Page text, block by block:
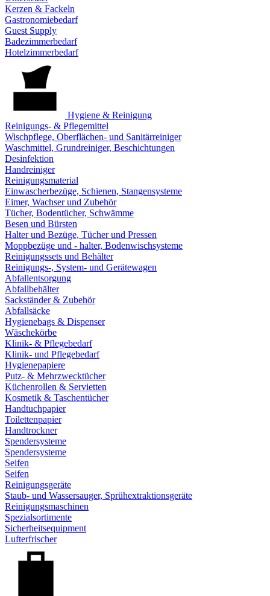
Kerzen & Fackeln
Gastronomiebedarf
Guest Supply
Badezimmerbedarf
Hotelzimmerbedarf
Hygiene & Reinigung
Reinigungs- & Pflegemittel
Wischpflege, Oberflächen- und Sanitärreiniger
Waschmittel, Grundreiniger, Beschichtungen
Desinfektion
Handreiniger
Reinigungsmaterial
Einwascherbezüge, Schienen, Stangensysteme
Eimer, Wachser und Zubehör
Tücher, Bodentücher, Schwämme
Besen und Bürsten
Halter und Bezüge, Tücher und Pressen
Moppbezüge und - halter, Bodenwischsysteme
Reinigungssets und Behälter
Reinigungs-, System- und Gerätewagen
Abfallentsorgung
Abfallbehälter
Sackständer & Zubehör
Abfallsäcke
Hygienebags & Dispenser
Wäschekörbe
Klinik- & Pflegebedarf
Klinik- und Pflegebedarf
Hygienepapiere
Putz- & Mehrzwecktücher
Küchenrollen & Servietten
Kosmetik & Taschentücher
Handtuchpapier
Toilettenpapier
Handtrockner
Spendersysteme
Spendersysteme
Seifen
Seifen
Reinigungsgeräte
Staub- und Wassersauger, Sprühextraktionsgeräte
Reinigungsmaschinen
Spezialsortimente
Sicherheitsequipment
Lufterfrischer